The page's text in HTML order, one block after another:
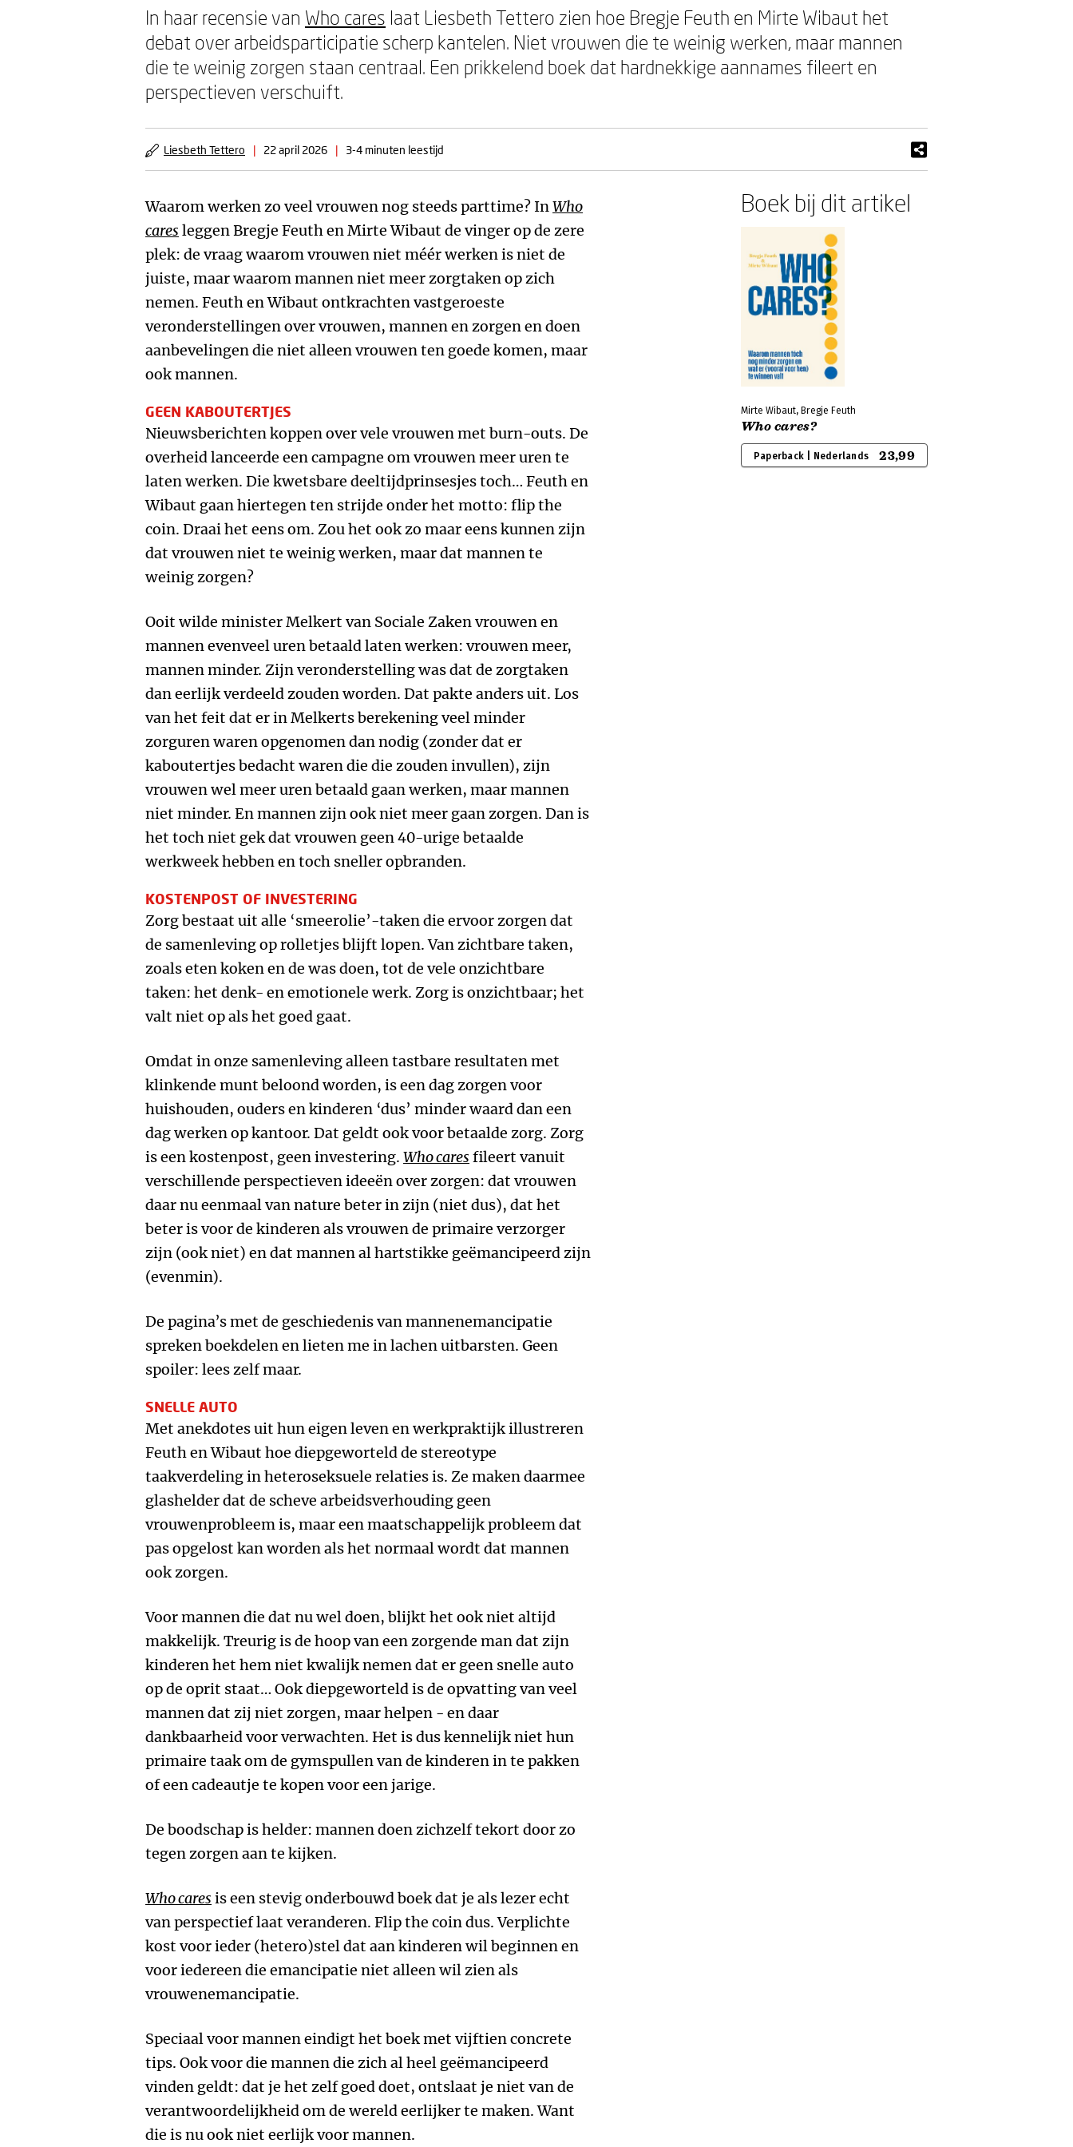
In haar recensie van Who cares laat Liesbeth Tettero zien hoe Bregje Feuth en Mirte Wibaut het
debat over arbeidsparticipatie scherp kantelen. Niet vrouwen die te weinig werken, maar mannen
die te weinig zorgen staan centraal. Een prikkelend boek dat hardnekkige aannames fileert en
perspectieven verschuift.
Liesbeth Tettero | 22 april 2026 | 3-4 minuten leestijd
Waarom werken zo veel vrouwen nog steeds parttime? InWho
cares leggen Bregje Feuth en Mirte Wibaut de vinger op de zere
plek: de vraag waarom vrouwen niet méér werken is niet de
juiste, maar waarom mannen niet meer zorgtaken op zich
nemen. Feuth en Wibaut ontkrachten vastgeroeste
veronderstellingen over vrouwen, mannen en zorgen en doen
aanbevelingen die niet alleen vrouwen ten goede komen, maar
ook mannen.
GEEN KABOUTERTJES
Nieuwsberichten koppen over vele vrouwen met burn-outs. De
overheid lanceerde een campagne om vrouwen meer uren te
laten werken. Die kwetsbare deeltijdprinsesjes toch… Feuth en
Wibaut gaan hiertegen ten strijde onder het motto: flip the
coin. Draai het eens om. Zou het ook zo maar eens kunnen zijn
dat vrouwen niet te weinig werken, maar dat mannen te
weinig zorgen?
Ooit wilde minister Melkert van Sociale Zaken vrouwen en
mannen evenveel uren betaald laten werken: vrouwen meer,
mannen minder. Zijn veronderstelling was dat de zorgtaken
dan eerlijk verdeeld zouden worden. Dat pakte anders uit. Los
van het feit dat er in Melkerts berekening veel minder
zorguren waren opgenomen dan nodig (zonder dat er
kaboutertjes bedacht waren die die zouden invullen), zijn
vrouwen wel meer uren betaald gaan werken, maar mannen
niet minder. En mannen zijn ook niet meer gaan zorgen. Dan is
het toch niet gek dat vrouwen geen 40-urige betaalde
werkweek hebben en toch sneller opbranden.
KOSTENPOST OF INVESTERING
Zorg bestaat uit alle ‘smeerolie’-taken die ervoor zorgen dat
de samenleving op rolletjes blijft lopen. Van zichtbare taken,
zoals eten koken en de was doen, tot de vele onzichtbare
taken: het denk- en emotionele werk. Zorg is onzichtbaar; het
valt niet op als het goed gaat.
Omdat in onze samenleving alleen tastbare resultaten met
klinkende munt beloond worden, is een dag zorgen voor
huishouden, ouders en kinderen ‘dus’ minder waard dan een
dag werken op kantoor. Dat geldt ook voor betaalde zorg. Zorg
is een kostenpost, geen investering. Who cares fileert vanuit
verschillende perspectieven ideeën over zorgen: dat vrouwen
daar nu eenmaal van nature beter in zijn (niet dus), dat het
beter is voor de kinderen als vrouwen de primaire verzorger
zijn (ook niet) en dat mannen al hartstikke geëmancipeerd zijn
(evenmin).
De pagina’s met de geschiedenis van mannenemancipatie
spreken boekdelen en lieten me in lachen uitbarsten. Geen
spoiler: lees zelf maar.
SNELLE AUTO
Met anekdotes uit hun eigen leven en werkpraktijk illustreren
Feuth en Wibaut hoe diepgeworteld de stereotype
taakverdeling in heteroseksuele relaties is. Ze maken daarmee
glashelder dat de scheve arbeidsverhouding geen
vrouwenprobleem is, maar een maatschappelijk probleem dat
pas opgelost kan worden als het normaal wordt dat mannen
ook zorgen.
Voor mannen die dat nu wel doen, blijkt het ook niet altijd
makkelijk. Treurig is de hoop van een zorgende man dat zijn
kinderen het hem niet kwalijk nemen dat er geen snelle auto
op de oprit staat… Ook diepgeworteld is de opvatting van veel
mannen dat zij niet zorgen, maar helpen - en daar
dankbaarheid voor verwachten. Het is dus kennelijk niet hun
primaire taak om de gymspullen van de kinderen in te pakken
of een cadeautje te kopen voor een jarige.
De boodschap is helder: mannen doen zichzelf tekort door zo
tegen zorgen aan te kijken.
Who cares is een stevig onderbouwd boek dat je als lezer echt
van perspectief laat veranderen. Flip the coin dus. Verplichte
kost voor ieder (hetero)stel dat aan kinderen wil beginnen en
voor iedereen die emancipatie niet alleen wil zien als
vrouwenemancipatie.
Speciaal voor mannen eindigt het boek met vijftien concrete
tips. Ook voor die mannen die zich al heel geëmancipeerd
vinden geldt: dat je het zelf goed doet, ontslaat je niet van de
verantwoordelijkheid om de wereld eerlijker te maken. Want
die is nu ook niet eerlijk voor mannen.
Boek bij dit artikel
Mirte Wibaut, Bregje Feuth
Who cares?
Paperback | Nederlands 23,99